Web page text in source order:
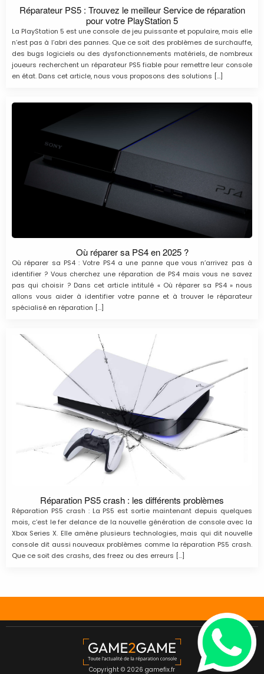
Réparateur PS5 : Trouvez le meilleur Service de réparation
pour votre PlayStation 5
La PlayStation 5 est une console de jeu puissante et populaire, mais elle
n’est pas à l’abri des pannes. Que ce soit des problèmes de surchauffe,
des bugs logiciels ou des dysfonctionnements matériels, de nombreux
joueurs recherchent un réparateur PS5 fiable pour remettre leur console
en état. Dans cet article, nous vous proposons des solutions […]
Où réparer sa PS4 en 2025 ?
Où réparer sa PS4 : Votre PS4 a une panne que vous n’arrivez pas à
identifier ? Vous cherchez une réparation de PS4 mais vous ne savez
pas qui choisir ? Dans cet article intitulé « Où réparer sa PS4 » nous
allons vous aider à identifier votre panne et à trouver le réparateur
spécialisé en réparation […]
Réparation PS5 crash : les différents problèmes
Réparation PS5 crash : La PS5 est sortie maintenant depuis quelques
mois, c’est le fer delance de la nouvelle génération de console avec la
Xbox Series X. Elle amène plusieurs technologies, mais qui dit nouvelle
console dit aussi nouveaux problèmes comme la réparation PS5 crash.
Que ce soit des crashs, des freez ou des erreurs […]
Copyright © 2026 gamefix.fr